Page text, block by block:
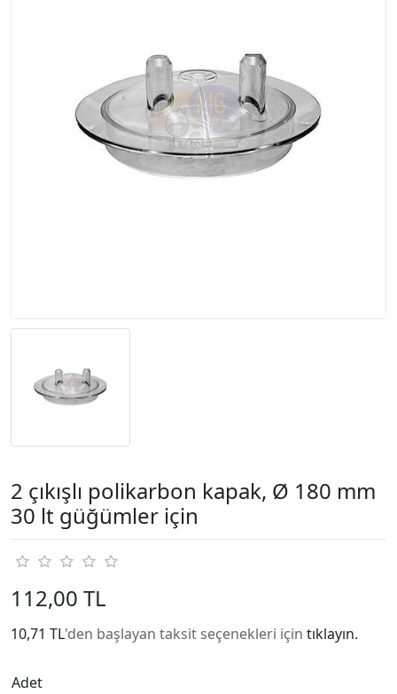
2 çıkışlı polikarbon kapak, Ø 180 mm
30 lt güğümler için
112,00 TL
10,71 TL'den başlayan taksit seçenekleri için tıklayın.
Adet